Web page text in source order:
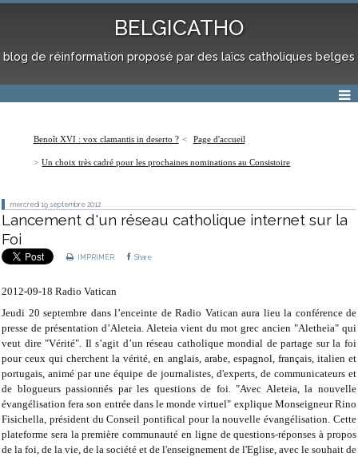
BELGICATHO
blog de réinformation proposé par des laïcs catholiques belges
Benoît XVI : vox clamantis in deserto ? Page d'accueil
Un choix très cadré pour les prochaines nominations au Consistoire
mercredi 19 septembre 2012
Lancement d'un réseau catholique internet sur la
Foi
IMPRIMER Share
2012-09-18 Radio Vatican
Jeudi 20 septembre dans l’enceinte de Radio Vatican aura lieu la conférence de
presse de présentation d’Aleteia. Aleteia vient du mot grec ancien "Aletheia" qui
veut dire "Vérité". Il s’agit d’un réseau catholique mondial de partage sur la foi
pour ceux qui cherchent la vérité, en anglais, arabe, espagnol, français, italien et
portugais, animé par une équipe de journalistes, d'experts, de communicateurs et
de blogueurs passionnés par les questions de foi. "Avec Aleteia, la nouvelle
évangélisation fera son entrée dans le monde virtuel" explique Monseigneur Rino
Fisichella, président du Conseil pontifical pour la nouvelle évangélisation. Cette
plateforme sera la première communauté en ligne de questions-réponses à propos
de la foi, de la vie, de la société et de l'enseignement de l'Eglise, avec le souhait de